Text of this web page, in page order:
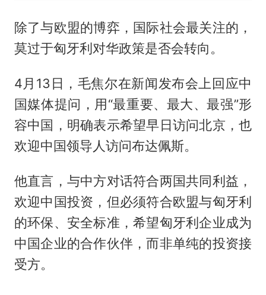
除了与欧盟的博弈，国际社会最关注的，
莫过于匈牙利对华政策是否会转向。
4月13日，毛焦尔在新闻发布会上回应中
国媒体提问，用“最重要、最大、最强”形
容中国，明确表示希望早日访问北京，也
欢迎中国领导人访问布达佩斯。
他直言，与中方对话符合两国共同利益，
欢迎中国投资，但必须符合欧盟与匈牙利
的环保、安全标准，希望匈牙利企业成为
中国企业的合作伙伴，而非单纯的投资接
受方。